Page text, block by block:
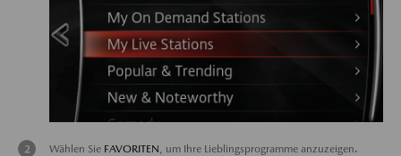
Wählen Sie FAVORITEN , um Ihre Lieblingsprogramme anzuzeigen.